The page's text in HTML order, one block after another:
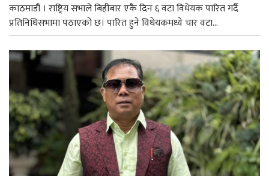
काठमाडौं । राष्ट्रिय सभाले बिहीबार एकै दिन ६ वटा विधेयक पारित गर्दै
प्रतिनिधिसभामा पठाएको छ। पारित हुने विधेयकमध्ये चार वटा...